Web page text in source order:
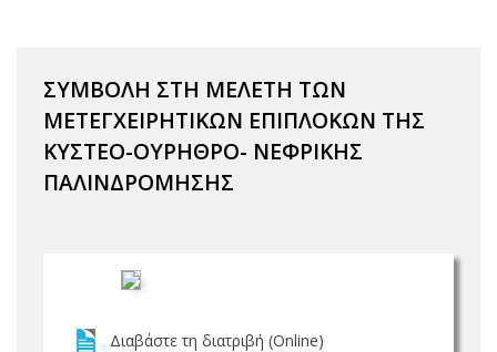
ΣΥΜΒΟΛΗ ΣΤΗ ΜΕΛΕΤΗ ΤΩΝ
ΜΕΤΕΓΧΕΙΡΗΤΙΚΩΝ ΕΠΙΠΛΟΚΩΝ ΤΗΣ
ΚΥΣΤΕΟ-ΟΥΡΗΘΡΟ- ΝΕΦΡΙΚΗΣ
ΠΑΛΙΝΔΡΟΜΗΣΗΣ
Διαβάστε τη διατριβή (Online)